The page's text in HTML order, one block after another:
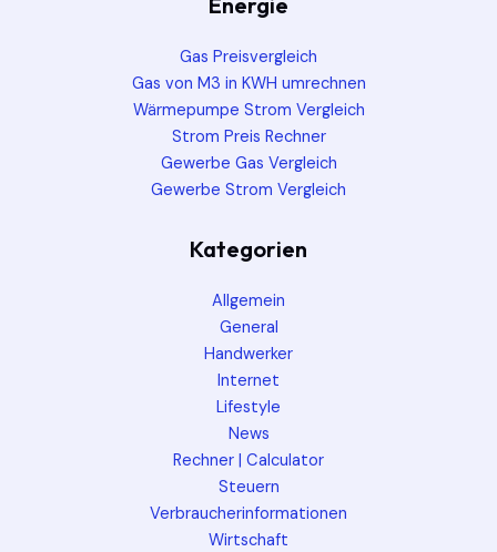
Gas Preisvergleich
Gas von M3 in KWH umrechnen
Wärmepumpe Strom Vergleich
Strom Preis Rechner
Gewerbe Gas Vergleich
Gewerbe Strom Vergleich
Kategorien
Allgemein
General
Handwerker
Internet
Lifestyle
News
Rechner | Calculator
Steuern
Verbraucherinformationen
Wirtschaft